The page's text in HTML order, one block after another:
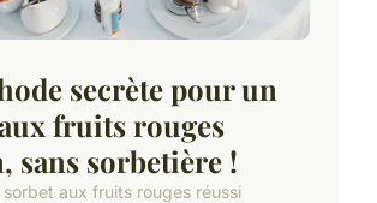
secrète pour un
fruits rouges
sans sorbetière !
sorbet aux fruits rouges réussi